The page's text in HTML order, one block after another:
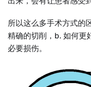
所以这么多手术方式的
精确的切削，b. 如何更
必要损伤。